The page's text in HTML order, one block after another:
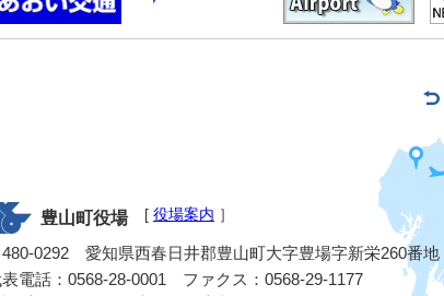
豊山町役場 [ 役場案内 ］
480-0292 愛知県西春日井郡豊山町大字豊場字新栄260番地
電話：0568-28-0001 ファクス：0568-29-1177